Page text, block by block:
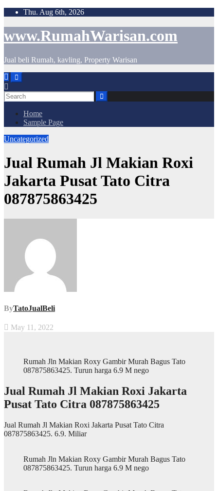
Skip
content
Thu. Aug 6th, 2026
www.RumahWarisan.com
Jual beli Rumah, kavling, Property Warisan
Home
Sample Page
Uncategorized
Jual Rumah Jl Makian Roxi
Jakarta Pusat Tato Citra
087875863425
ByTatoJualBeli
May 11, 2022
Rumah Jln Makian Roxy Gambir Murah Bagus Tato
087875863425. Turun harga 6.9 M nego
Jual Rumah Jl Makian Roxi Jakarta
Pusat Tato Citra 087875863425
Jual Rumah Jl Makian Roxi Jakarta Pusat Tato Citra
087875863425. 6.9. Miliar
Rumah Jln Makian Roxy Gambir Murah Bagus Tato
087875863425. Turun harga 6.9 M nego